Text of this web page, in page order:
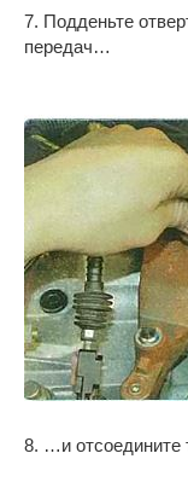
7. Подденьте
передач…
8. …и отсоедините